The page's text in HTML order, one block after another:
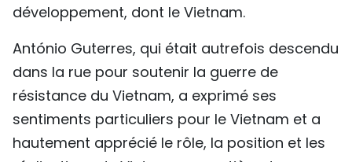
développement, dont le Vietnam.
António Guterres, qui était autrefois descendu
dans la rue pour soutenir la guerre de
résistance du Vietnam, a exprimé ses
sentiments particuliers pour le Vietnam et a
hautement apprécié le rôle, la position et les